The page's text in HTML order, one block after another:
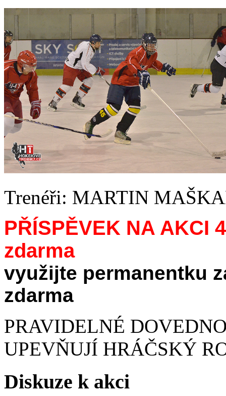
Trenéři: MARTIN
PŘÍSPĚVEK NA AKCI
zdarma
využijte permanentku
zdarma
PRAVIDELNÉ
UPEVŇUJÍ HRÁČSKÝ
Diskuze k akci